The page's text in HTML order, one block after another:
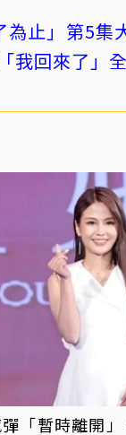
為止」第5集
我回來了」
「暫時離開